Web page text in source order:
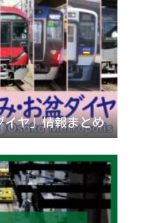
イヤ」情報まとめ